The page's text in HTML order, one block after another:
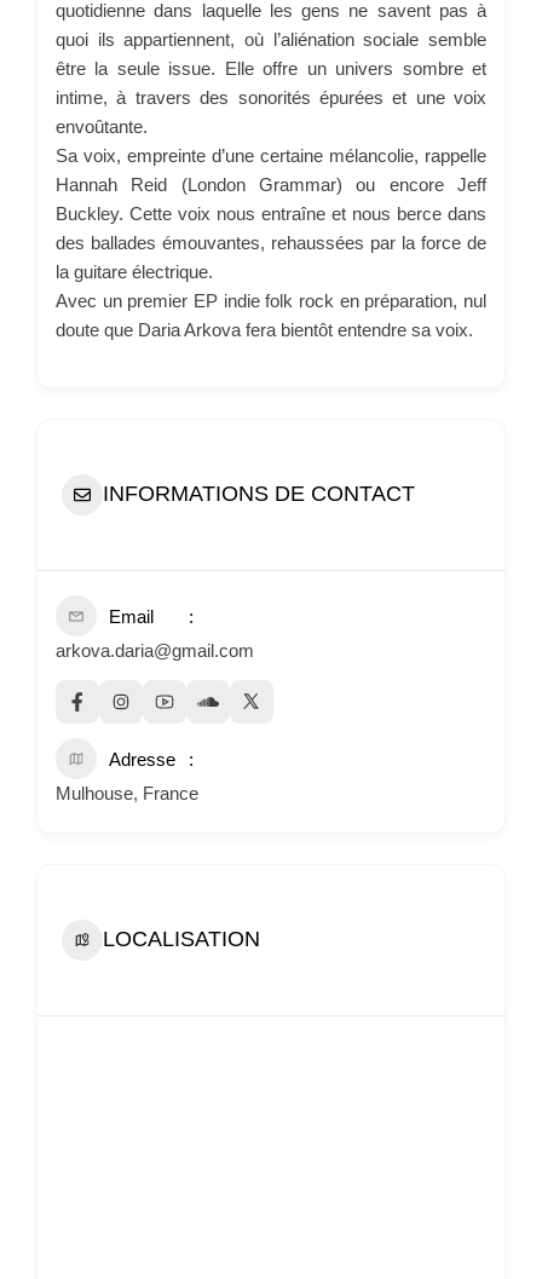
quotidienne dans laquelle les gens ne savent pas à
quoi ils appartiennent, où l’aliénation sociale semble
être la seule issue. Elle offre un univers sombre et
intime, à travers des sonorités épurées et une voix
envoûtante.
Sa voix, empreinte d’une certaine mélancolie, rappelle
Hannah Reid (London Grammar) ou encore Jeff
Buckley. Cette voix nous entraîne et nous berce dans
des ballades émouvantes, rehaussées par la force de
la guitare électrique.
Avec un premier EP indie folk rock en préparation, nul
doute que Daria Arkova fera bientôt entendre sa voix.
INFORMATIONS DE CONTACT
Email
arkova.daria@gmail.com
Adresse
Mulhouse, France
LOCALISATION